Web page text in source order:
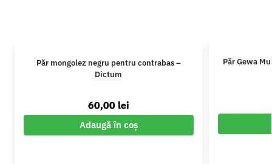
Păr mongolez negru pentru contrabas –
Dictum
60,00 lei
Adaugă în coș
Păr Gewa